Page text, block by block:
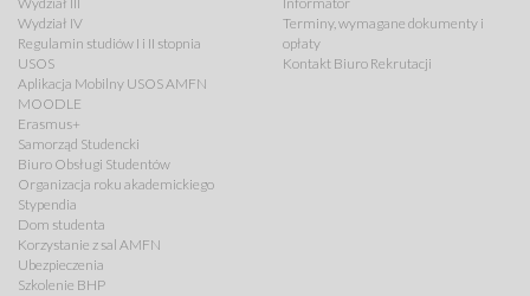
Wydział IV
Regulamin studiów I i II stopnia
USOS
Aplikacja Mobilny USOS AMFN
MOODLE
Erasmus+
Samorząd Studencki
Biuro Obsługi Studentów
Organizacja roku akademickiego
Stypendia
Dom studenta
Korzystanie z sal AMFN
Ubezpieczenia
Szkolenie BHP
Terminy, wymagane dokumenty i
opłaty
Kontakt Biuro Rekrutacji